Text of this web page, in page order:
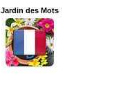
Jardin des Mots